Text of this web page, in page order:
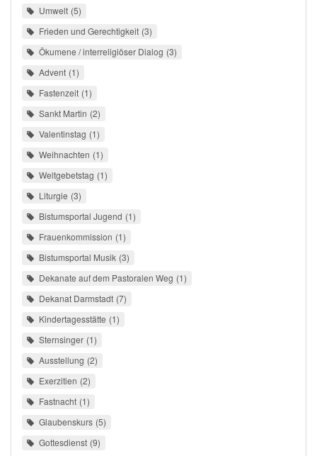
Umwelt 5
Frieden und Gerechtigkeit 3
Ökumene / interreligiöser Dialog 3
Advent 1
Fastenzeit 1
Sankt Martin 2
Valentinstag 1
Weihnachten 1
Weltgebetstag 1
Liturgie 3
Bistumsportal Jugend 1
Frauenkommission 1
Bistumsportal Musik 3
Dekanate auf dem Pastoralen Weg 1
Dekanat Darmstadt 7
Kindertagesstätte 1
Sternsinger 1
Ausstellung 2
Exerzitien 2
Fastnacht 1
Glaubenskurs 5
Gottesdienst 9